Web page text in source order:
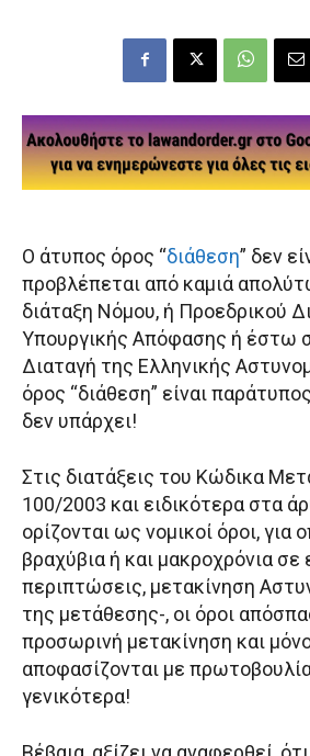
Ο άτυπος όρος “διάθεση” δεν
προβλέπεται από καμιά
διάταξη Νόμου, ή Προεδρικού
Υπουργικής Απόφασης ή έστω
Διαταγή της Ελληνικής
όρος “διάθεση” είναι
δεν υπάρχει!
Στις διατάξεις του Κώδικα
100/2003 και ειδικότερα στα
ορίζονται ως νομικοί όροι, για
βραχύβια ή και μακροχρόνια σε
περιπτώσεις, μετακίνηση
της μετάθεσης-, οι όροι
προσωρινή μετακίνηση και
αποφασίζονται με
γενικότερα!